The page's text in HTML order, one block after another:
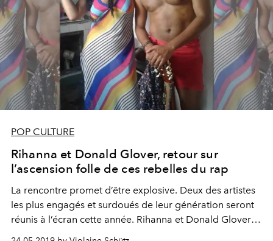
POP CULTURE
Rihanna et Donald Glover, retour sur
l’ascension folle de ces rebelles du rap
La rencontre promet d’être explosive. Deux des artistes
les plus engagés et surdoués de leur génération seront
réunis à l’écran cette année. Rihanna et Donald Glover
formeront un couple de cinéma dans le mystérieux